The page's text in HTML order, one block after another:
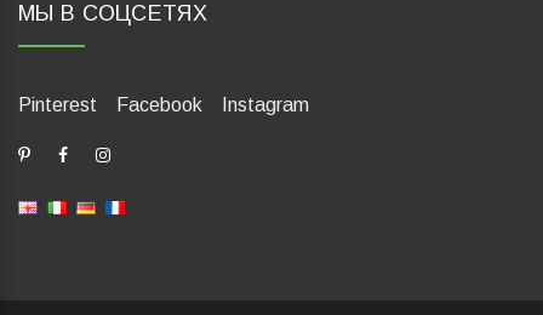
МЫ В СОЦСЕТЯХ
Pinterest Facebook Instagram